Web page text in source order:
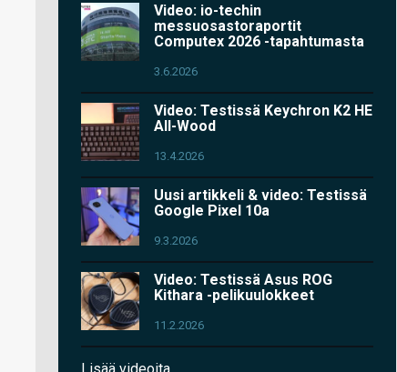
Video: io-techin
messuosastoraportit
Computex 2026 -tapahtumasta
3.6.2026
Video: Testissä Keychron K2 HE
All-Wood
13.4.2026
Uusi artikkeli & video: Testissä
Google Pixel 10a
9.3.2026
Video: Testissä Asus ROG
Kithara -pelikuulokkeet
11.2.2026